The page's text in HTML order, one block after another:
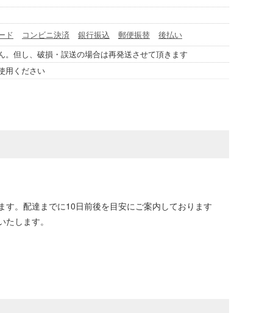
ド コンビニ決済 銀行振込 郵便振替
後払い
。但し、破損・誤送の場合は再発送させて頂きます
用ください
。配達までに10日前後を目安にご案内しております
します。